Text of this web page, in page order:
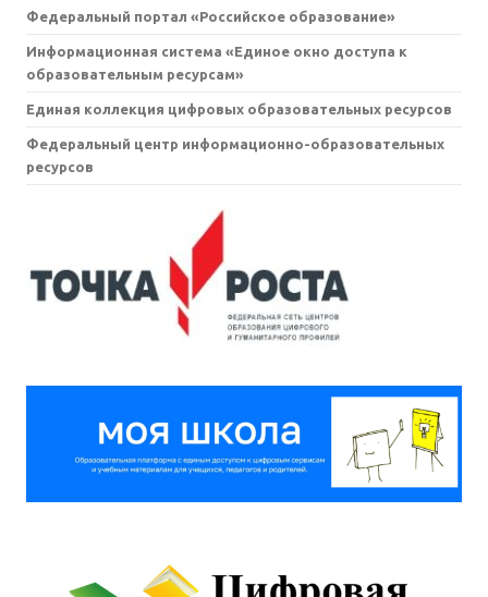
Федеральный портал «Российское образование»
Информационная система «Единое окно доступа к
образовательным ресурсам»
Единая коллекция цифровых образовательных ресурсов
Федеральный центр информационно-образовательных
ресурсов